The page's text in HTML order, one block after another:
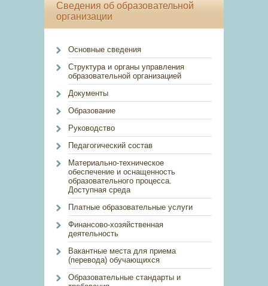
Сведения об образовательной
организации
Основные сведения
Структура и органы управления
образовательной организацией
Документы
Образование
Руководство
Педагогический состав
Материально-техническое
обеспечение и оснащенность
образовательного процесса.
Доступная среда
Платные образовательные услуги
Финансово-хозяйственная
деятельность
Вакантные места для приема
(перевода) обучающихся
Образовательные стандарты и